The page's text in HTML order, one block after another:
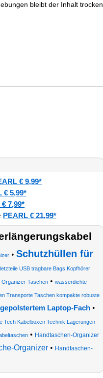
bleibt der Inhalt trocken.
€ 9,99*
€ 5,99*
7,99*
: PEARL € 21,99*
• Schutzhüllen für
USB tragbare Bags Kopfhörer
Organizer-Taschen• wasserdichte
Transporte Taschen kompakte robuste
Laptop-Fach •
Kabelboxen Technik Lagerungen
• Handtaschen-Organizer
Organizer• Handtaschen-